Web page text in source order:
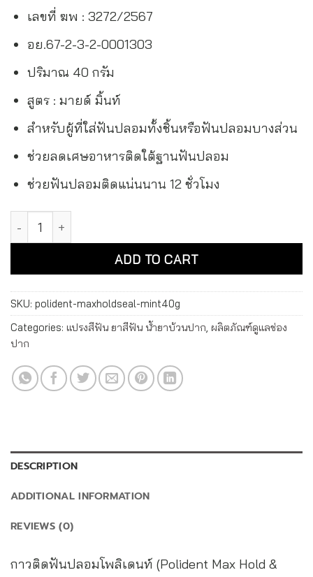
เลขที่ ฆพ : 3272/2567
อย.67-2-3-2-0001303
ปริมาณ 40 กรัม
สูตร : มายด์ มิ้นท์
สำหรับผู้ที่ใส่ฟันปลอมทั้งชิ้นหรือฟันปลอมบางส่วน
ช่วยลดเศษอาหารติดใต้ฐานฟันปลอม
ช่วยฟันปลอมติดแน่นนาน 12 ชั่วโมง
ครีมติดฟันปลอม โพลิเดนท์ แมกซ์ โฮลด์ & ซีล สูตรมายด์ มิ้นท์
ADD TO CART
Alternative:
SKU: polident-maxholdseal-mint40g
Categories: แปรงสีฟัน ยาสีฟัน น้ำยาบ้วนปาก, ผลิตภัณฑ์ดูแลช่อง
ปาก
DESCRIPTION
ADDITIONAL INFORMATION
REVIEWS (0)
กาวติดฟันปลอมโพลิเดนท์ (Polident Max Hold &